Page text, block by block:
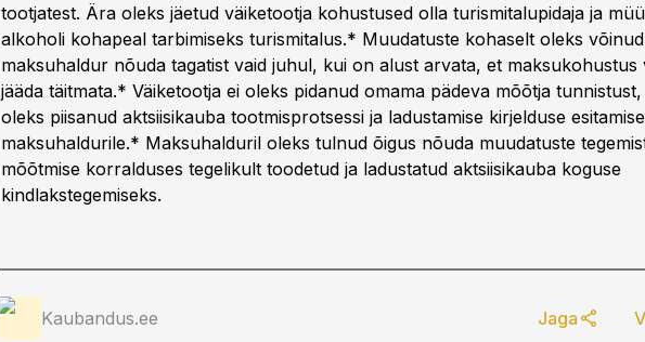
tootjatest. Ära oleks jäetud väiketootja kohustused olla turismitalupidaja ja
alkoholi kohapeal tarbimiseks turismitalus.* Muudatuste kohaselt oleks võinud
maksuhaldur nõuda tagatist vaid juhul, kui on alust arvata, et maksukohustus
jääda täitmata.* Väiketootja ei oleks pidanud omama pädeva mõõtja
oleks piisanud aktsiisikauba tootmisprotsessi ja ladustamise kirjelduse
maksuhaldurile.* Maksuhalduril oleks tulnud õigus nõuda muudatuste
mõõtmise korralduses tegelikult toodetud ja ladustatud aktsiisikauba koguse
kindlakstegemiseks.
Kaubandus.ee Jaga